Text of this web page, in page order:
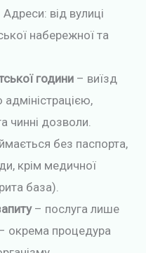
від вулиці
набережної та
години – виїзд
чинні дозволи.
без паспорта,
крім медичної
база).
– послуга лише
окрема процедура